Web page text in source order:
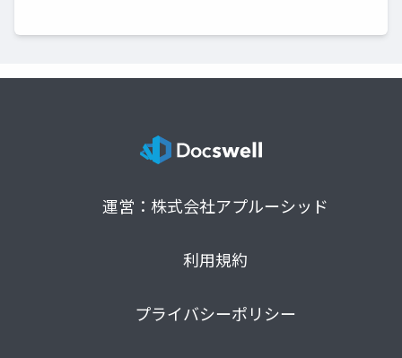
運営：株式会社アプルーシッド
利用規約
プライバシーポリシー